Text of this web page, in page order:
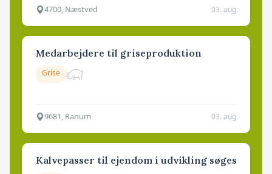
4700, Næstved 03. aug.
Medarbejdere til griseproduktion
Grise
9681, Ranum 03. aug.
Kalvepasser til ejendom i udvikling søges